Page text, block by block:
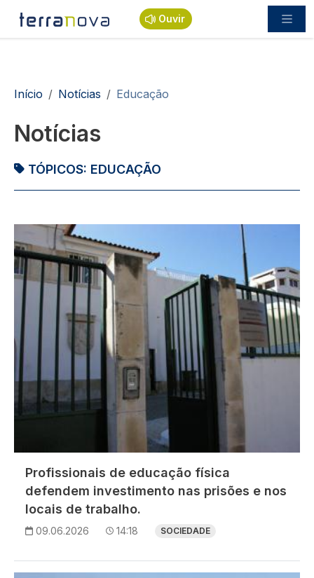
Passar para o conteúdo principal
Ouvir
Navegação estrutural
Início Notícias Educação
Notícias
TÓPICOS: EDUCAÇÃO
Imagem
Profissionais de educação física
defendem investimento nas prisões e nos
locais de trabalho.
09.06.2026 14:18 SOCIEDADE